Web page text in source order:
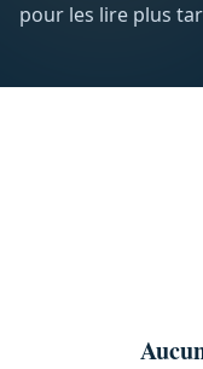
pour les lire plus